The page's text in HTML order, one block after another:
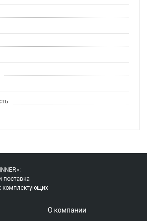
поставка
О компании